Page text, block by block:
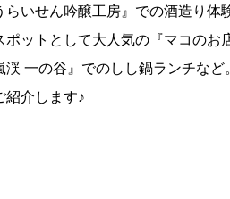
らいせん吟醸工房』での酒造り体
ポットとして大人気の『マコのお
渓 一の谷』でのしし鍋ランチな
紹介します♪